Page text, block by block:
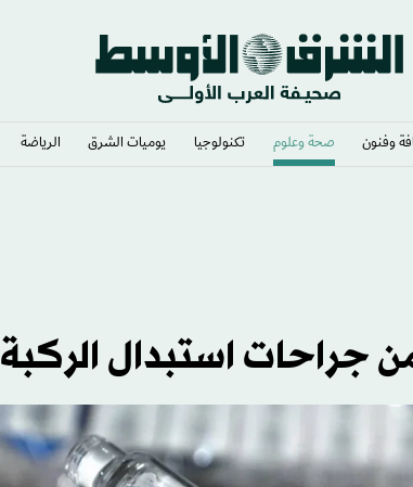
وفنون صحة وعلوم تكنولوجيا يوميات الشرق​ الرياضة
جراحات استبدال الركبة